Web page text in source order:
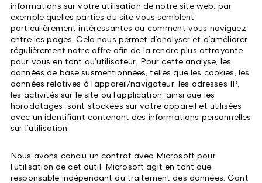
informations sur votre utilisation de notre site web, par
exemple quelles parties du site vous semblent
particulièrement intéressantes ou comment vous naviguez
entre les pages. Cela nous permet d’analyser et d’améliorer
régulièrement notre offre afin de la rendre plus attrayante
pour vous en tant qu’utilisateur. Pour cette analyse, les
données de base susmentionnées, telles que les cookies, les
données relatives à l’appareil/navigateur, les adresses IP,
les activités sur le site ou l’application, ainsi que les
horodatages, sont stockées sur votre appareil et utilisées
avec un identifiant contenant des informations personnelles
sur l’utilisation.
Nous avons conclu un contrat avec Microsoft pour
l’utilisation de cet outil. Microsoft agit en tant que
responsable indépendant du traitement des données. Gant